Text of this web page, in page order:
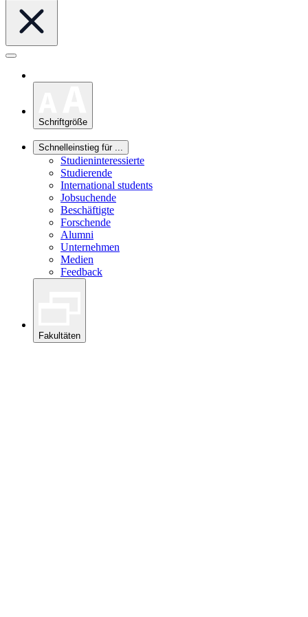
Schriftgröße
Schnelleinstieg für ...
Studieninteressierte
Studierende
International students
Jobsuchende
Beschäftigte
Forschende
Alumni
Unternehmen
Medien
Feedback
Fakultäten